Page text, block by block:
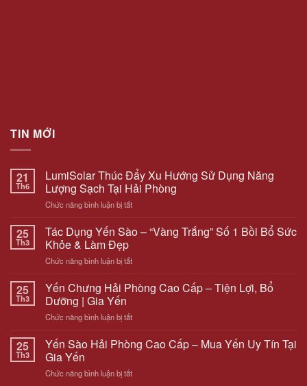
TIN MỚI
21
Th6
LumiSolar Thúc Đẩy Xu Hướng Sử Dụng Năng
Lượng Sạch Tại Hải Phòng
Chức năng bình luận bị tắtở
Đẩy
Hướng
Dụng
Sạch
Hải
25
Th3
Tác Dụng Yến Sào – “Vàng Trắng” Số 1 Bồi Bổ Sức
Khỏe & Làm Đẹp
Chức năng bình luận bị tắtở
Dụng
Yến
–
Trắng”
Số
Bồi
25
Th3
Yến Chưng Hải Phòng Cao Cấp – Tiện Lợi, Bổ
Dưỡng | Gia Yến
Chức năng bình luận bị tắtở
Chưng
Hải
Cao
25
Th3
Yến Sào Hải Phòng Cao Cấp – Mua Yến Uy Tín Tại
Gia Yến
Chức năng bình luận bị tắtở